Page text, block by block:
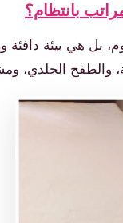
بانتظام؟
بل هي بيئة
الجلدي،